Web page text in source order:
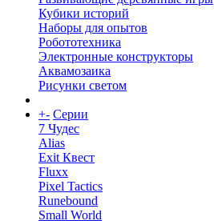
Кубики историй
Наборы для опытов
Робототехника
Электронные конструкторы
Аквамозаика
Рисунки светом
+- Серии
7 Чудес
Alias
Exit Квест
Fluxx
Pixel Tactics
Runebound
Small World